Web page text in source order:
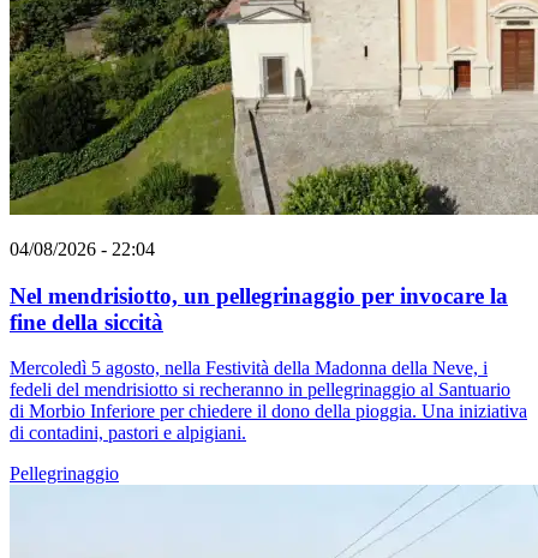
04/08/2026 - 22:04
Nel mendrisiotto, un pellegrinaggio per invocare la
fine della siccità
Mercoledì 5 agosto, nella Festività della Madonna della Neve, i
fedeli del mendrisiotto si recheranno in pellegrinaggio al Santuario
di Morbio Inferiore per chiedere il dono della pioggia. Una iniziativa
di contadini, pastori e alpigiani.
Pellegrinaggio